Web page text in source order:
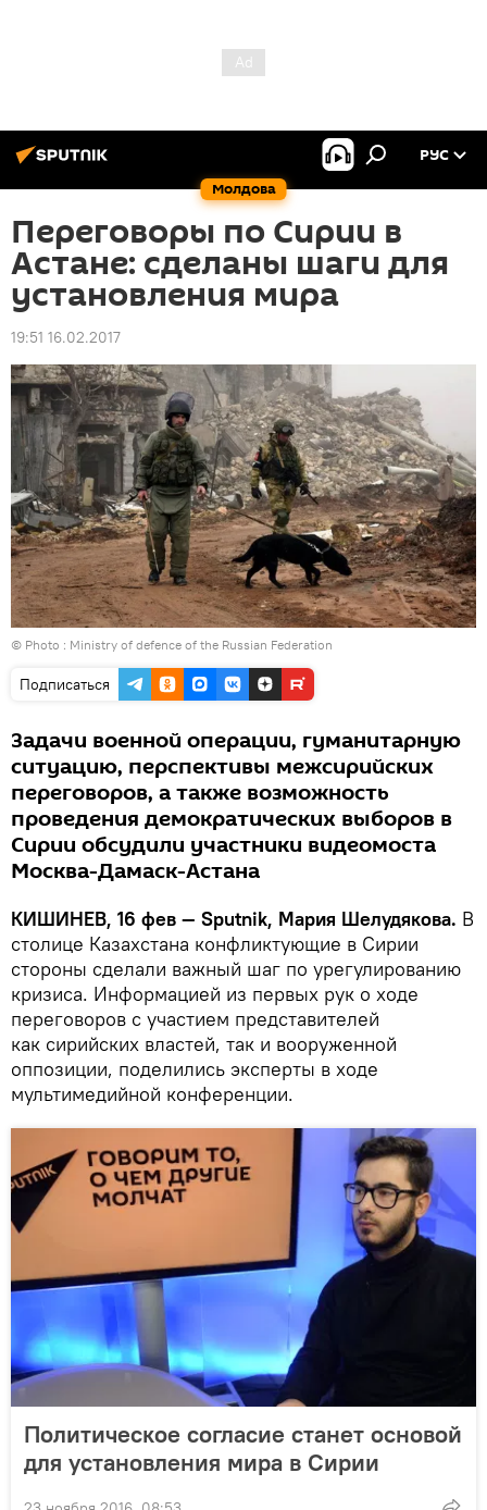
Молдова
РУС
Переговоры по Сирии в
Астане: сделаны шаги для
установления мира
19:51 16.02.2017
© Photo : Ministry of defence of the Russian Federation
Подписаться
Задачи военной операции, гуманитарную
ситуацию, перспективы межсирийских
переговоров, а также возможность
проведения демократических выборов в
Сирии обсудили участники видеомоста
Москва-Дамаск-Астана
КИШИНЕВ, 16 фев — Sputnik, Мария Шелудякова. В
столице Казахстана конфликтующие в Сирии
стороны сделали важный шаг по урегулированию
кризиса. Информацией из первых рук о ходе
переговоров с участием представителей
как сирийских властей, так и вооруженной
оппозиции, поделились эксперты в ходе
мультимедийной конференции.
Политическое согласие станет основой
для установления мира в Сирии